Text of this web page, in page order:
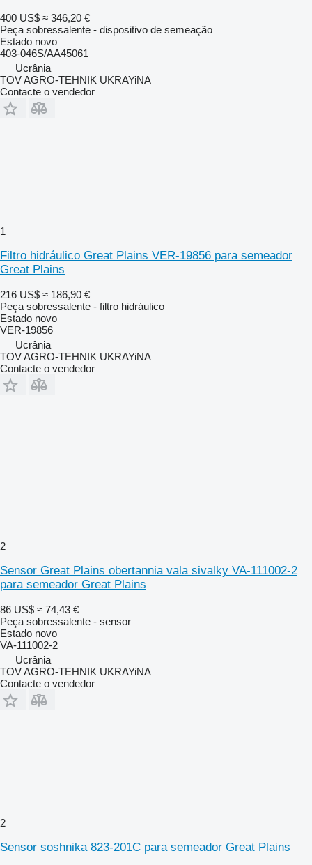
400 US$ ≈ 346,20 €
Peça sobressalente - dispositivo de semeação
Estado novo
403-046S/AA45061
Ucrânia
TOV AGRO-TEHNIK UKRAYiNA
Contacte o vendedor
1
Filtro hidráulico Great Plains VER-19856 para semeador
Great Plains
216 US$ ≈ 186,90 €
Peça sobressalente - filtro hidráulico
Estado novo
VER-19856
Ucrânia
TOV AGRO-TEHNIK UKRAYiNA
Contacte o vendedor
2
Sensor Great Plains obertannia vala sivalky VA-111002-2
para semeador Great Plains
86 US$ ≈ 74,43 €
Peça sobressalente - sensor
Estado novo
VA-111002-2
Ucrânia
TOV AGRO-TEHNIK UKRAYiNA
Contacte o vendedor
2
Sensor soshnika 823-201C para semeador Great Plains